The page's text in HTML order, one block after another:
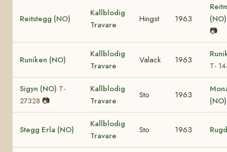
Reitstegg (NO)
Kallblodig
Travare
Hingst 1963
📷
Runiken (NO)
Kallblodig
Travare
Valack 1963
T-
Sigyn (NO) T-
27328 📷
Kallblodig
Travare
Sto 1963
Stegg Erla (NO)
Kallblodig
Travare
Sto 1963